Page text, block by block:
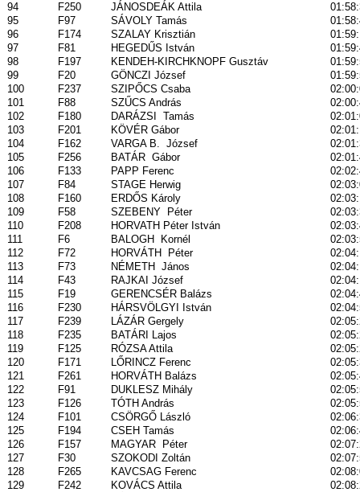
94
F250 JÁNOSDEÁK Attila
95
F97 SÁVOLY Tamás
96
F174 SZALAY Krisztián
97
F81 HEGEDŰS István
98
F197 KENDEH-KIRCHKNOPF Gusztáv
99
F20 GÖNCZI József
100
F237 SZIPŐCS Csaba
101
F88 SZŰCS András
102
F180 DARÁZSI Tamás
103
F201 KÖVÉR Gábor
104
F162 VARGA B. József
105
F256 BATÁR Gábor
106
F133 PAPP Ferenc
107
F84 STAGE Herwig
108
F160 ERDŐS Károly
109
F58 SZEBENY Péter
110
F208 HORVATH Péter István
111
F6 BALOGH Kornél
112
F72 HORVÁTH Péter
113
F73 NÉMETH János
114
F43 RAJKAI József
115
F19 GERENCSÉR Balázs
116
F230 HÁRSVÖLGYI István
117
F239 LÁZÁR Gergely
118
F235 BATÁRI Lajos
119
F125 RÓZSA Attila
120
F171 LŐRINCZ Ferenc
121
F261 HORVÁTH Balázs
122
F91 DUKLESZ Mihály
123
F126 TÓTH András
124
F101 CSÖRGŐ László
125
F194 CSEH Tamás
126
F157 MAGYAR Péter
127
F30 SZOKODI Zoltán
128
F265 KAVCSAG Ferenc
129
F242 KOVÁCS Attila